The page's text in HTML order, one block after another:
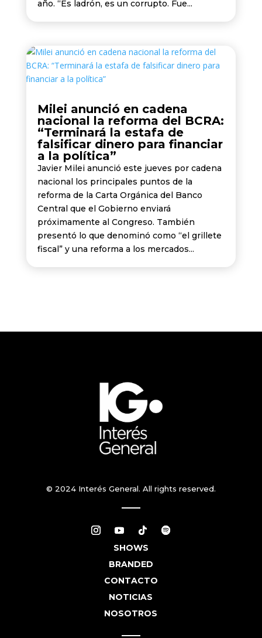
año. “Es ladrón, es un corrupto. Fue...
Milei anunció en cadena
nacional la reforma del BCRA:
“Terminará la estafa de
falsificar dinero para financiar
a la política”
Javier Milei anunció este jueves por cadena
nacional los principales puntos de la
reforma de la Carta Orgánica del Banco
Central que el Gobierno enviará
próximamente al Congreso. También
presentó lo que denominó como “el grillete
fiscal” y una reforma a los mercados...
© 2024 Interés General. All rights reserved.
SHOWS
BRANDED
CONTACTO
NOTICIAS
NOSOTROS